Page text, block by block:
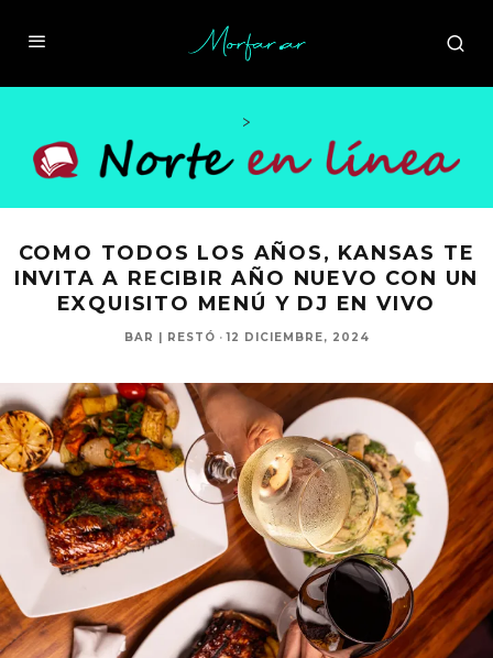
>
COMO TODOS LOS AÑOS, KANSAS TE
INVITA A RECIBIR AÑO NUEVO CON UN
EXQUISITO MENÚ Y DJ EN VIVO
BAR | RESTÓ · 12 DICIEMBRE, 2024